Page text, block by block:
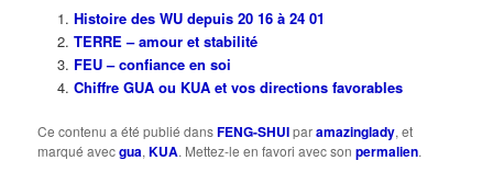
Histoire des WU depuis 20 16 à 24 01
TERRE – amour et stabilité
FEU – confiance en soi
Chiffre GUA ou KUA et vos directions favorables
Ce contenu a été publié dansFENG-SHUIparamazinglady, et
marqué avecgua,KUA. Mettez-le en favori avec sonpermalien.